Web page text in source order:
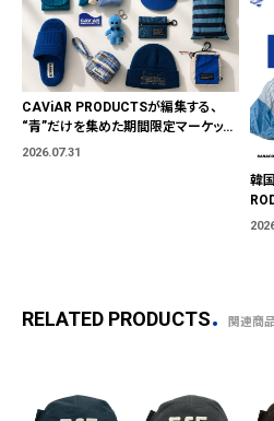
CAViAR PRODUCTSが編集する、
“青”だけを集めた期間限定マーケット
「BLUE MARKET」が横浜に。ブランド
2026.07.31
韓
RELATED PRODUCTS 関連商